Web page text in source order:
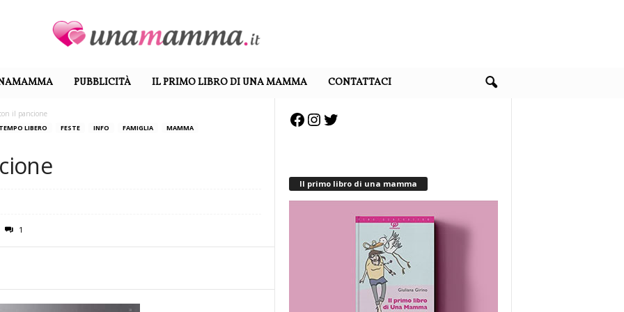
PUBBLICITÀ IL PRIMO LIBRO DI UNA MAMMA CONTATTACI
il pancione
TEMPO LIBERO FESTE INFO FAMIGLIA
MAMMA
1
Facebook
Instagram
Twitter
Il primo libro di una mamma